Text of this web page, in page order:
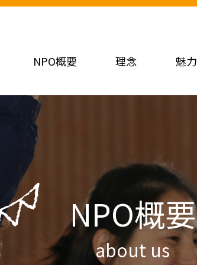
NPO概要 理念 魅力
NPO概要